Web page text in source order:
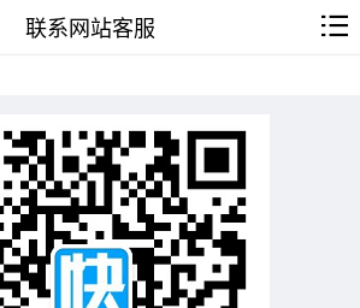
联系网站客服